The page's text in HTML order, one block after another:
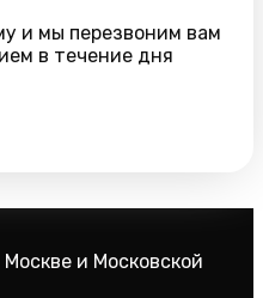
и мы перезвоним вам
в течение дня
и Московской